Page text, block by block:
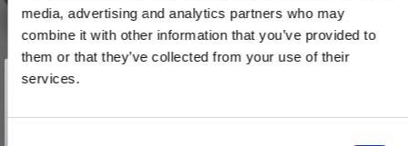
media, advertising and analytics partners who may
combine it with other information that you’ve provided to
them or that they’ve collected from your use of their
services.
Vind et gavekort